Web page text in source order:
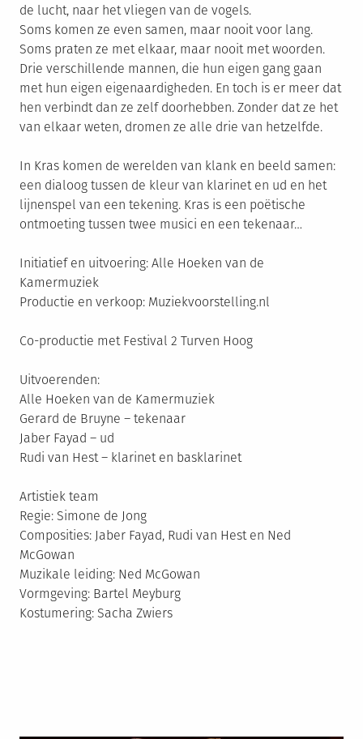
de lucht, naar het vliegen van de vogels.
Soms komen ze even samen, maar nooit voor lang.
Soms praten ze met elkaar, maar nooit met woorden.
Drie verschillende mannen, die hun eigen gang gaan
met hun eigen eigenaardigheden. En toch is er meer dat
hen verbindt dan ze zelf doorhebben. Zonder dat ze het
van elkaar weten, dromen ze alle drie van hetzelfde.
In Kras komen de werelden van klank en beeld samen:
een dialoog tussen de kleur van klarinet en ud en het
lijnenspel van een tekening. Kras is een poëtische
ontmoeting tussen twee musici en een tekenaar…
Initiatief en uitvoering: Alle Hoeken van de
Kamermuziek
Productie en verkoop: Muziekvoorstelling.nl
Co-productie met Festival 2 Turven Hoog
Uitvoerenden:
Alle Hoeken van de Kamermuziek
Gerard de Bruyne – tekenaar
Jaber Fayad – ud
Rudi van Hest – klarinet en basklarinet
Artistiek team
Regie: Simone de Jong
Composities: Jaber Fayad, Rudi van Hest en Ned
McGowan
Muzikale leiding: Ned McGowan
Vormgeving: Bartel Meyburg
Kostumering: Sacha Zwiers